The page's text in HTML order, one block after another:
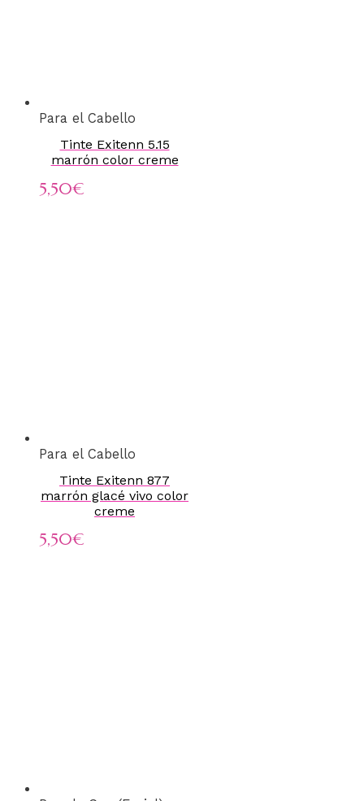
Para el Cabello
Tinte Exitenn 5.15
marrón color creme
5,50€
Para el Cabello
Tinte Exitenn 877
marrón glacé vivo color
creme
5,50€